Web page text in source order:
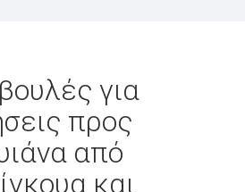
για
προς
από
και